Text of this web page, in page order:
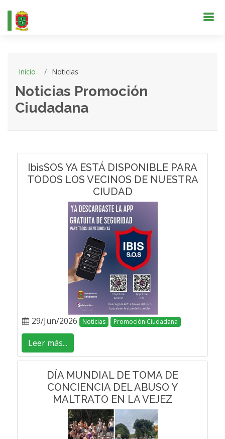
Inicio Noticias
Noticias Promoción
Ciudadana
IbisSOS YA ESTÁ DISPONIBLE PARA
TODOS LOS VECINOS DE NUESTRA
CIUDAD
29/Jun/2026 Noticias Promoción Ciudadana
Leer más...
DÍA MUNDIAL DE TOMA DE
CONCIENCIA DEL ABUSO Y
MALTRATO EN LA VEJEZ